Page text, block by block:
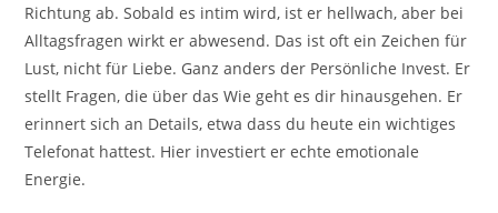
Richtung ab. Sobald es intim wird, ist er hellwach, aber bei
Alltagsfragen wirkt er abwesend. Das ist oft ein Zeichen für
Lust, nicht für Liebe. Ganz anders der Persönliche Invest. Er
stellt Fragen, die über das Wie geht es dir hinausgehen. Er
erinnert sich an Details, etwa dass du heute ein wichtiges
Telefonat hattest. Hier investiert er echte emotionale
Energie.